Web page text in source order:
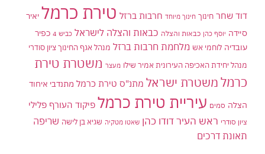
דוד שחר חינוך חינוך מיוחד חרבות ברזל טירת כרמל יאיר
סיידה יוסף כהן כבאות והצלה כבאות והצלה לישראל כביש 4
כפיר
עובדיה לוחמי אש מלחמת חרבות ברזל מנהל אגף החינוך ציון סודרי
מנהל יחידת האכיפה העירונית אמיר שילו מעצר משטרת טירת
כרמלמשטרת ישראל מתנ"ס טירת כרמל מתנדבי איחוד
הצלה סמים עיריית טירת כרמל פיקוד העורף פלילי
ציון סודרי ראש העיר דודו כהן שאטו מטקיה שגיא בן לישה שריפה
תאונת דרכים